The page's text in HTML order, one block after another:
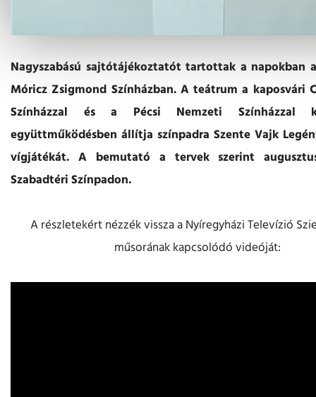
Nagyszabású sajtótájékoztatót tartottak a napokban
Móricz Zsigmond Színházban. A teátrum a kaposvári
Színházzal és a Pécsi Nemzeti Színházzal
együttműködésben állítja színpadra Szente Vajk
vígjátékát. A bemutató a tervek szerint
Szabadtéri Színpadon.
A részletekért nézzék vissza a Nyíregyházi Televízió
műsorának kapcsolódó videóját: